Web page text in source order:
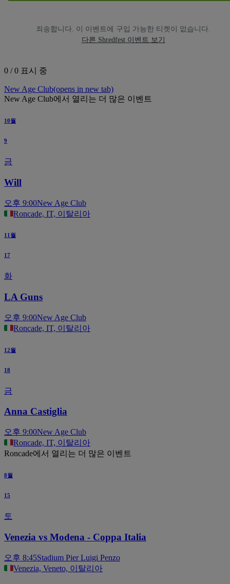
죄송합니다. 이 이벤트에 구입 가능한 티켓이 없습니다.
다른 Shredfest 이벤트 보기
0 / 0 표시 중
New Age Club(opens in new tab)
New Age Club에서 열리는 더 많은 이벤트
10월
9
금
Will
오후 9:00New Age Club
Roncade, IT, 이탈리아
11월
17
화
LA Guns
오후 9:00New Age Club
Roncade, IT, 이탈리아
12월
18
금
Anna Castiglia
오후 9:00New Age Club
Roncade, IT, 이탈리아
Roncade에서 열리는 더 많은 이벤트
8월
15
토
Venezia vs Modena - Coppa Italia
오후 8:45Stadium Pier Luigi Penzo
Venezia, Veneto, 이탈리아